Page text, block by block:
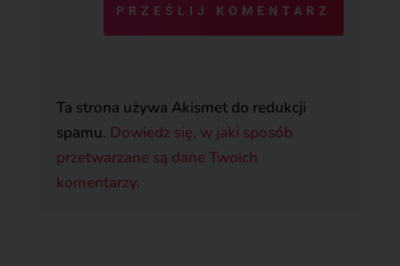
PRZEŚLIJ KOMENTARZ
Ta strona używa Akismet do redukcji
spamu. Dowiedz się, w jaki sposób
przetwarzane są dane Twoich
komentarzy.